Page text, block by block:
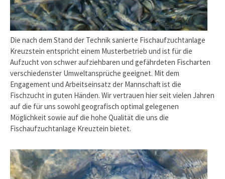
Die nach dem Stand der Technik sanierte Fischaufzuchtanlage
Kreuzstein entspricht einem Musterbetrieb und ist für die
Aufzucht von schwer aufziehbaren und gefährdeten Fischarten
verschiedenster Umweltansprüche geeignet. Mit dem
Engagement und Arbeitseinsatz der Mannschaft ist die
Fischzucht in guten Händen. Wir vertrauen hier seit vielen Jahren
auf die für uns sowohl geografisch optimal gelegenen
Möglichkeit sowie auf die hohe Qualität die uns die
Fischaufzuchtanlage Kreuztein bietet.